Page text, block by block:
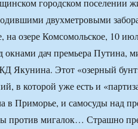
городском поселении
двухметровыми
озере Комсомольское, 10
дач премьера Путина,
Якунина. Этот «озерный
в которой уже есть и
в Приморье, и самосуды над
против мигалок… Страшно